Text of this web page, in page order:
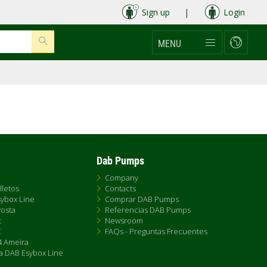
Sign up | Login
MENU
Line
Ameira
DAB Esybox Line
Dab Pumps
Company
Contacts
Comprar DAB Pumps
Referencias DAB Pumps
Newsroom
FAQs - Preguntas Frecuentes